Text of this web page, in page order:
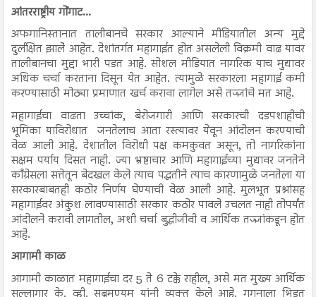
आंतरराष्ट्रीय गोंगाट...
अफगानिस्तानात तालीबानचे सरकार आल्याने मीडियातील अन्य मुद्दे
दुर्लक्षित झालेे आहेत. देशांतर्गत महागाईत होत असलेली विक्रमी वाढ यावर
तालीबानचा मुद्दा भारी पडत आहे. सोशल मीडियात नागरिक याच मुद्यावर
अधिक चर्चा करताना दिसून येत आहेत. त्यामुळे सरकारला महागाई कमी
करण्यासाठी मोठ्या प्रमाणात खर्च करावा लागेल असे तज्ज्ञांचे मत आहे.
महागाईचा वाढता उच्चांक, बेरोजगारी आणि सरकारची दडपशाहीची
भूमिका याविरोधात जनतेलाच आता रस्त्यावर येवून आंदोलन करण्याची
वेळ आली आहे. देशातील विरोधी पक्ष कमकुवत असून, तो नागरिकांना
सक्षम पर्याय दिसत नाही. ज्या भ्रष्टाचार आणि महागाईच्या मुद्यावर जनतेने
काँग्रेसला सत्तेतून बेदखल केले त्याच पद्धतीने त्याच कारणामुळे जनतेला या
सरकारबाबतही कठोर निर्णय घेण्याची वेळ आली आहे. मुलभूत प्रश्नांसह
महागाईवर अंकुश लावण्यासाठी सरकार कठोर पावले उचलत नाही तोपर्यंत
आंदोलने करावी लागतील, अशी चर्चा बुद्धीजीवी व आर्थिक तज्ज्ञांकडून होत
आहे.
आगामी काळ
आगामी काळात महागाईचा दर 5 ते 6 टक्के राहील, असे मत मुख्य आर्थिक